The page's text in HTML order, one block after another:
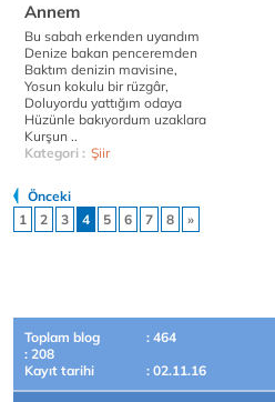
Annem
Bu sabah erkenden uyandım
Denize bakan penceremden
Baktım denizin mavisine,
Yosun kokulu bir rüzgâr,
Doluyordu yattığım odaya
Hüzünle bakıyordum uzaklara
Kurşun ..
Kategori : Şiir
Önceki
1
2 3 4 5 6 7 8 »
Toplam blog
: 464
: 208
Kayıt tarihi
: 02.11.16